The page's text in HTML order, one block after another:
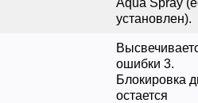
Aqua Spray
установлен).
ошибки 3.
Блокировка
остается